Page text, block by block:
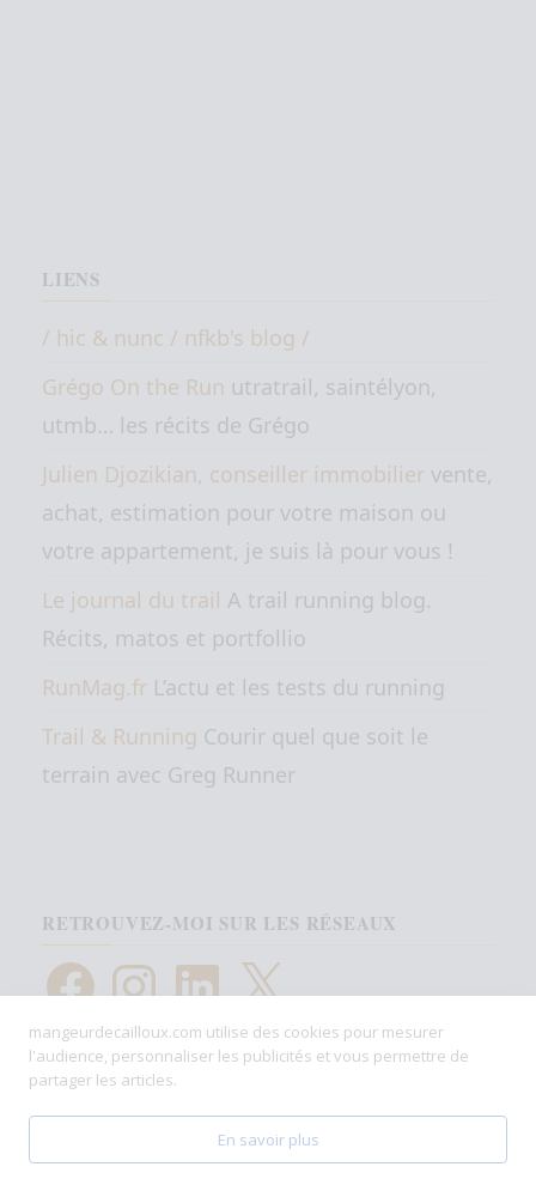
LIENS
/ hic & nunc / nfkb's blog /
Grégo On the Run utratrail, saintélyon,
utmb… les récits de Grégo
Julien Djozikian, conseiller immobilier vente,
achat, estimation pour votre maison ou
votre appartement, je suis là pour vous !
Le journal du trail A trail running blog.
Récits, matos et portfollio
RunMag.fr L’actu et les tests du running
Trail & Running Courir quel que soit le
terrain avec Greg Runner
RETROUVEZ-MOI SUR LES RÉSEAUX
FacebookInstagramLinkedIn
X
Fièrement propulsé parWordPress
mangeurdecailloux.com utilise des cookies pour mesurer
l'audience, personnaliser les publicités et vous permettre de
partager les articles.
En savoir plus